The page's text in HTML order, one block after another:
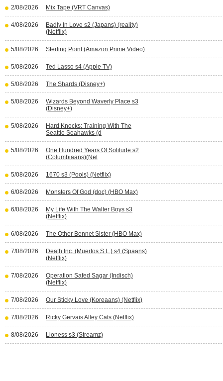
2/08/2026 Mix Tape (VRT Canvas)
4/08/2026
Badly In Love s2 (Japans) (reality)
(Netflix)
5/08/2026 Sterling Point (Amazon Prime Video)
5/08/2026 Ted Lasso s4 (Apple TV)
5/08/2026 The Shards (Disney+)
5/08/2026
Wizards Beyond Waverly Place s3
(Disney+)
5/08/2026
Hard Knocks: Training With The
Seattle Seahawks (d
5/08/2026
One Hundred Years Of Solitude s2
(Columbiaans)(Net
5/08/2026 1670 s3 (Pools) (Netflix)
6/08/2026 Monsters Of God (doc) (HBO Max)
6/08/2026
My Life With The Walter Boys s3
(Netflix)
6/08/2026 The Other Bennet Sister (HBO Max)
7/08/2026
Death Inc. (Muertos S.L.) s4 (Spaans)
(Netflix)
7/08/2026
Operation Safed Sagar (Indisch)
(Netflix)
7/08/2026 Our Sticky Love (Koreaans) (Netflix)
7/08/2026 Ricky Gervais Alley Cats (Netflix)
8/08/2026 Lioness s3 (Streamz)